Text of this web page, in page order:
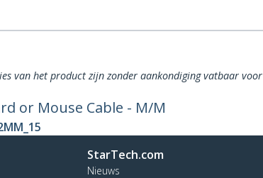
van het product zijn zonder aankondiging vatbaar
or Mouse Cable - M/M
StarTech.com
Nieuws